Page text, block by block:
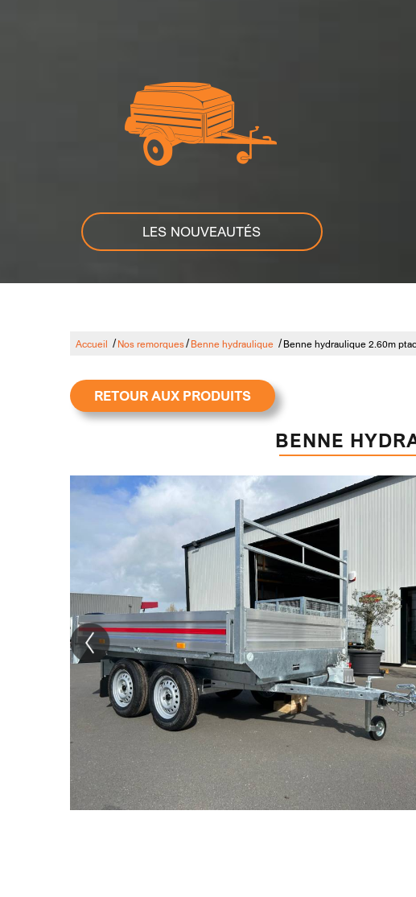
LES NOUVEAUTÉS
Accueil / Nos remorques/ Benne hydraulique / Benne hydraulique 2.60m
RETOUR AUX PRODUITS
BENNE